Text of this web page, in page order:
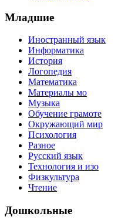
Младшие
Иностранный язык
Информатика
История
Логопедия
Математика
Материалы мо
Музыка
Обучение грамоте
Окружающий мир
Психология
Разное
Русский язык
Технология и изо
Физкультура
Чтение
Дошкольные